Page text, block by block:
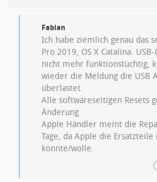
Fabian
Ich habe ziemlich genau das
Pro 2019, OS X Catalina.
nicht mehr funktionstüchtig,
wieder die Meldung die USB
überlastet.
Alle softwareseitigen Resets
Änderung.
Apple Händler meint die
Tage, da Apple die Ersatzteile
könnte/wolle.